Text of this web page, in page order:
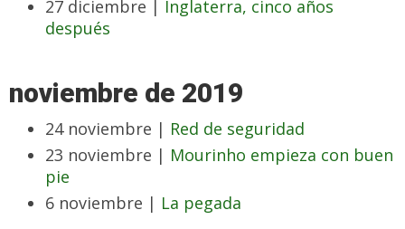
27 diciembre | Inglaterra, cinco años
después
noviembre de 2019
24 noviembre | Red de seguridad
23 noviembre | Mourinho empieza con buen
pie
6 noviembre | La pegada